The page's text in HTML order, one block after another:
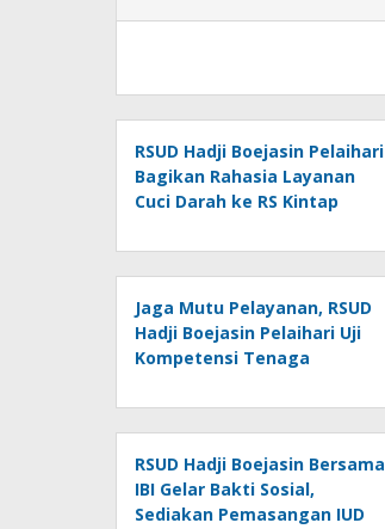
RSUD Hadji Boejasin Pelaihari
Bagikan Rahasia Layanan
Cuci Darah ke RS Kintap
Jaga Mutu Pelayanan, RSUD
Hadji Boejasin Pelaihari Uji
Kompetensi Tenaga
RSUD Hadji Boejasin Bersama
IBI Gelar Bakti Sosial,
Sediakan Pemasangan IUD